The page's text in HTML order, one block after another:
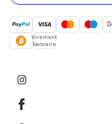
Virement
bancaire